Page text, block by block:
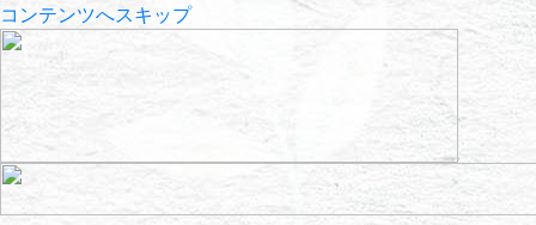
コンテンツへスキップ